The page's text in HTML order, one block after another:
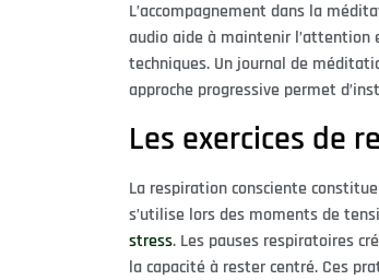
L’accompagnement dans la
audio aide à maintenir l’attention
techniques. Un journal de
approche progressive permet
Les exercices de
La respiration consciente
s’utilise lors des moments de
stress. Les pauses respiratoires
la capacité à rester centré. Ces